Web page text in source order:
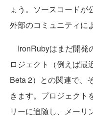
ょう。ソースコードが
外部のコミュニティに
IronRubyはまだ開発
ロジェクト（例えば最
Beta 2）との関連で、
きます。プロジェクト
リーに追随し、メーリ